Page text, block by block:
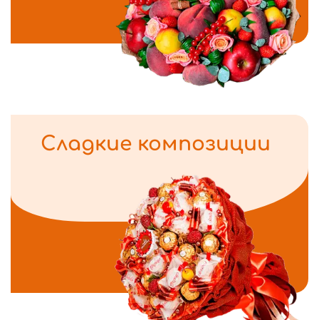
Сладкие композиции